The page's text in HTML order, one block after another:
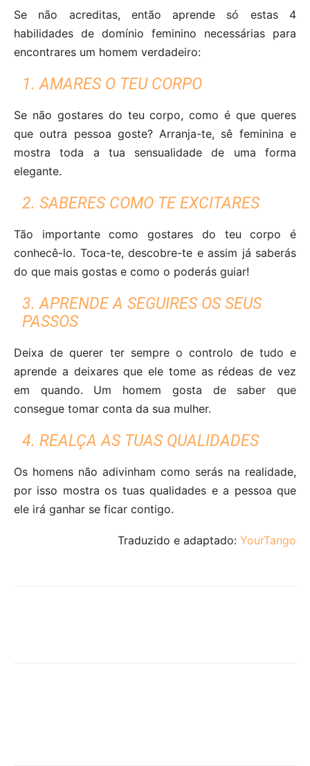
Se não acreditas, então aprende só estas 4
habilidades de domínio feminino necessárias para
encontrares um homem verdadeiro:
1. AMARES O TEU CORPO
Se não gostares do teu corpo, como é que queres
que outra pessoa goste? Arranja-te, sê feminina e
mostra toda a tua sensualidade de uma forma
elegante.
2. SABERES COMO TE EXCITARES
Tão importante como gostares do teu corpo é
conhecê-lo. Toca-te, descobre-te e assim já saberás
do que mais gostas e como o poderás guiar!
3. APRENDE A SEGUIRES OS SEUS
PASSOS
Deixa de querer ter sempre o controlo de tudo e
aprende a deixares que ele tome as rédeas de vez
em quando. Um homem gosta de saber que
consegue tomar conta da sua mulher.
4. REALÇA AS TUAS QUALIDADES
Os homens não adivinham como serás na realidade,
por isso mostra os tuas qualidades e a pessoa que
ele irá ganhar se ficar contigo.
Traduzido e adaptado: YourTango